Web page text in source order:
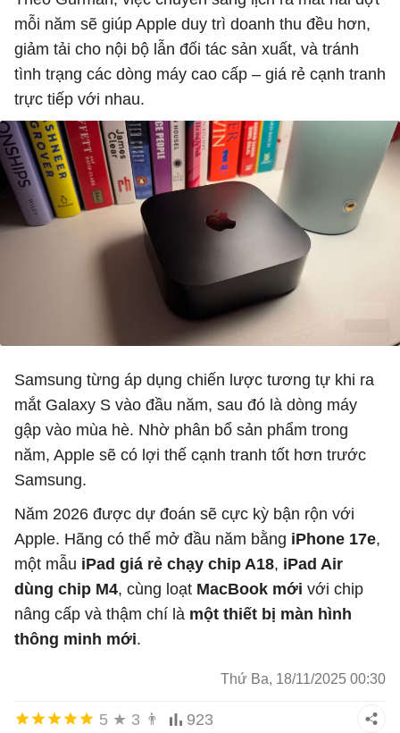
mỗi năm sẽ giúp Apple duy trì doanh thu đều hơn,
giảm tải cho nội bộ lẫn đối tác sản xuất, và tránh
tình trạng các dòng máy cao cấp – giá rẻ cạnh tranh
trực tiếp với nhau.
Samsung từng áp dụng chiến lược tương tự khi ra
mắt Galaxy S vào đầu năm, sau đó là dòng máy
gập vào mùa hè. Nhờ phân bổ sản phẩm trong
năm, Apple sẽ có lợi thế cạnh tranh tốt hơn trước
Samsung.
Năm 2026 được dự đoán sẽ cực kỳ bận rộn với
Apple. Hãng có thể mở đầu năm bằng iPhone 17e,
một mẫu iPad giá rẻ chạy chip A18, iPad Air
dùng chip M4, cùng loạt MacBook mới với chip
nâng cấp và thậm chí là một thiết bị màn hình
thông minh mới.
Thứ Ba, 18/11/2025 00:30
5 ★ 3 👨 923